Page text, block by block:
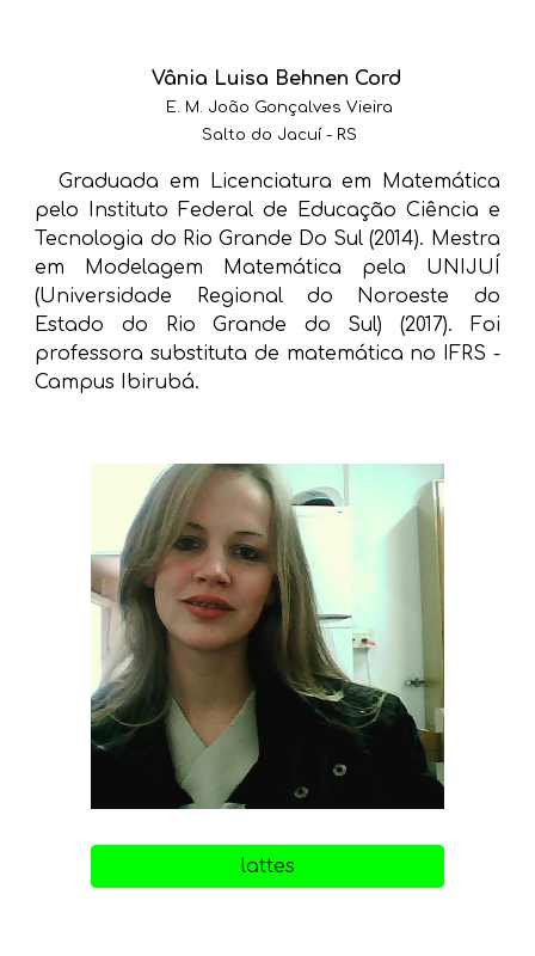
Vânia Luisa Behnen Cord
E. M. João Gonçalves Vieira
Salto do Jacuí - RS
Graduada em Licenciatura em Matemática
pelo Instituto Federal de Educação Ciência e
Tecnologia do Rio Grande Do Sul (2014). Mestra
em Modelagem Matemática pela UNIJUÍ
(Universidade Regional do Noroeste do
Estado do Rio Grande do Sul) (2017). Foi
professora substituta de matemática no IFRS -
Campus Ibirubá.
lattes